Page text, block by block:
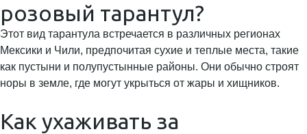
розовый тарантул?
Этот вид тарантула встречается в различных регионах
Мексики и Чили, предпочитая сухие и теплые места, такие
как пустыни и полупустынные районы. Они обычно строят
норы в земле, где могут укрыться от жары и хищников.
Как ухаживать за